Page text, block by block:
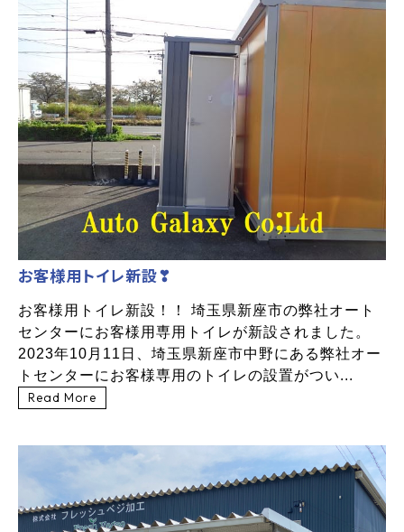
お客様用トイレ新設❣
お客様用トイレ新設！！ 埼玉県新座市の弊社オート
センターにお客様用専用トイレが新設されました。
2023年10月11日、埼玉県新座市中野にある弊社オー
トセンターにお客様専用のトイレの設置がつい...
Read More